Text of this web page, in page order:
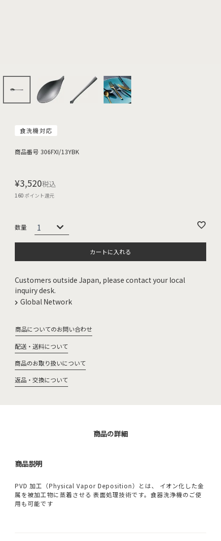
食洗機対応
商品番号 306FXI/13YBK
¥3,520税込
160ポイント還元
カートに入れる
Customers outside Japan, please contact your local
inquiry desk.
Global Network
商品についてのお問い合わせ
配送・送料について
商品のお取り扱いについて
返品・交換について
商品の詳細
商品説明
PVD 加工（Physical Vapor Deposition）とは、 イオン化した金
属を被加工物に蒸着させる 表面処理技術です。食器洗浄機のご使
用も可能です